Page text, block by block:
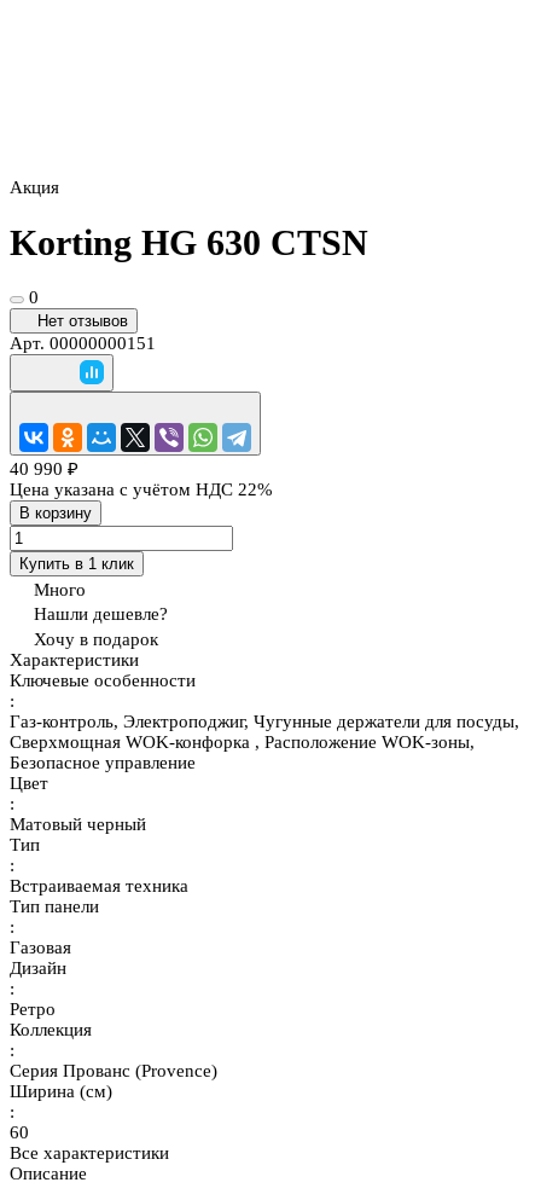
Акция
Korting HG 630 CTSN
0
Нет отзывов
Арт. 00000000151
40 990 ₽
Цена указана с учётом НДС 22%
В корзину
Купить в 1 клик
Много
Нашли дешевле?
Хочу в подарок
Характеристики
Ключевые особенности
:
Газ-контроль, Электроподжиг, Чугунные держатели для посуды,
Сверхмощная WOK-конфорка , Расположение WOK-зоны,
Безопасное управление
Цвет
:
Матовый черный
Тип
:
Встраиваемая техника
Тип панели
:
Газовая
Дизайн
:
Ретро
Коллекция
:
Серия Прованс (Provence)
Ширина (см)
:
60
Все характеристики
Описание